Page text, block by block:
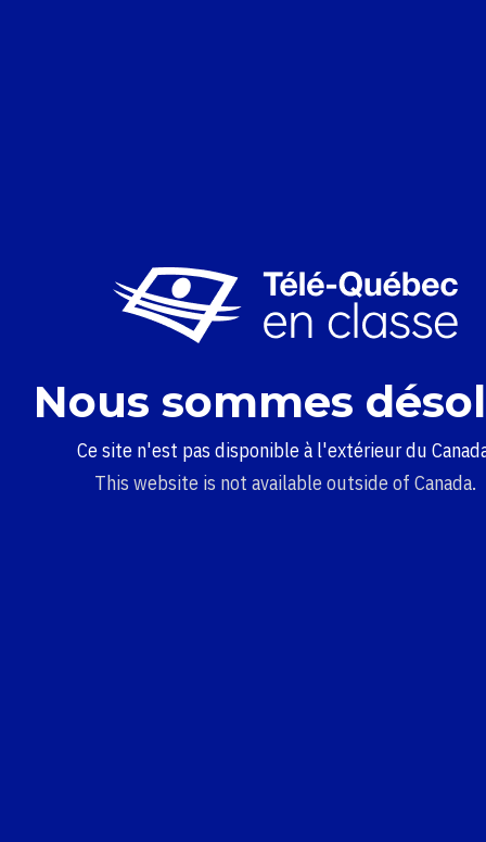
Nous sommes
Ce site n'est pas disponible à l'extérieur du
This website is not available outside of Canada.